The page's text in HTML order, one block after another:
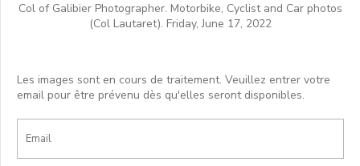
Col of Galibier Photographer. Motorbike, Cyclist and Car photos
(Col Lautaret). Friday, June 17, 2022
Les images sont en cours de traitement. Veuillez entrer votre
email pour être prévenu dès qu'elles seront disponibles.